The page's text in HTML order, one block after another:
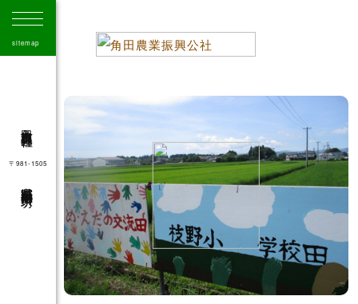
sitemap
角田市農業振興公社
〒981-1505
41